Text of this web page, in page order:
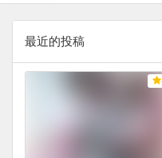
最近的投稿